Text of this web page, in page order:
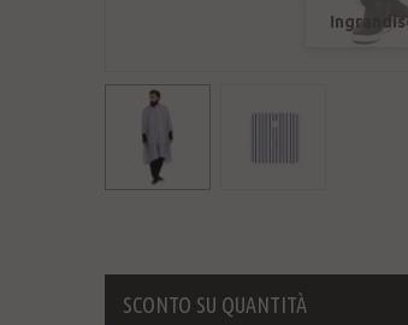
SCONTO SU QUANTITÀ